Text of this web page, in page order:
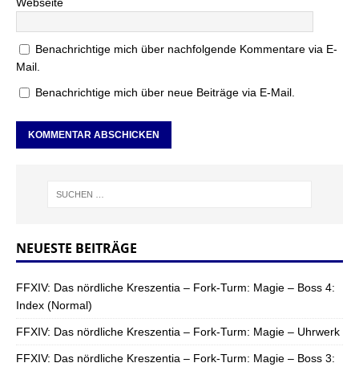
Benachrichtige mich über nachfolgende Kommentare via E-
Mail.
Benachrichtige mich über neue Beiträge via E-Mail.
NEUESTE BEITRÄGE
FFXIV: Das nördliche Kreszentia – Fork-Turm: Magie – Boss 4:
Index (Normal)
FFXIV: Das nördliche Kreszentia – Fork-Turm: Magie – Uhrwerk
FFXIV: Das nördliche Kreszentia – Fork-Turm: Magie – Boss 3: